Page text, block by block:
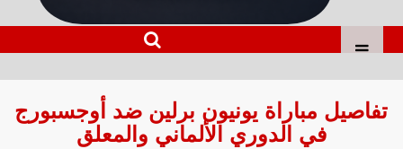
تفاصيل مباراة يونيون برلين ضد أوجسبورج
في الدوري الألماني والمعلق